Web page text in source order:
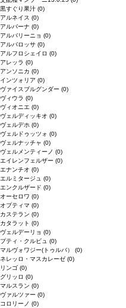
黒すぐり果汁 (0)
アルネイス (0)
アルバーナ (0)
アルバリーニョ (0)
アルバロッサ (0)
アルフロシェイロ (0)
アレッラ (0)
アンソニカ (0)
インツォリア (0)
ヴァイスブルグンダー (0)
ヴィウラ (0)
ヴィオニエ (0)
ヴェルディッキオ (0)
ヴェルデホ (0)
ヴェルドゥッツォ (0)
ヴェルナッチャ (0)
ヴェルメンティーノ (0)
エイレンフェルザー (0)
エナンチオ (0)
エルミタージュ (0)
エンクルザード (0)
オーセロワ (0)
オプティマ (0)
カステラン (0)
カタラット (0)
ヴェルデーリョ (0)
プティ・クルビュ (0)
マルヴォワジー(トゥルバ） (0)
ネレッロ・マスカレーゼ (0)
リンゴ (0)
グリッロ (0)
マルスラン (0)
ヴァルツァー (0)
コロリーノ (0)